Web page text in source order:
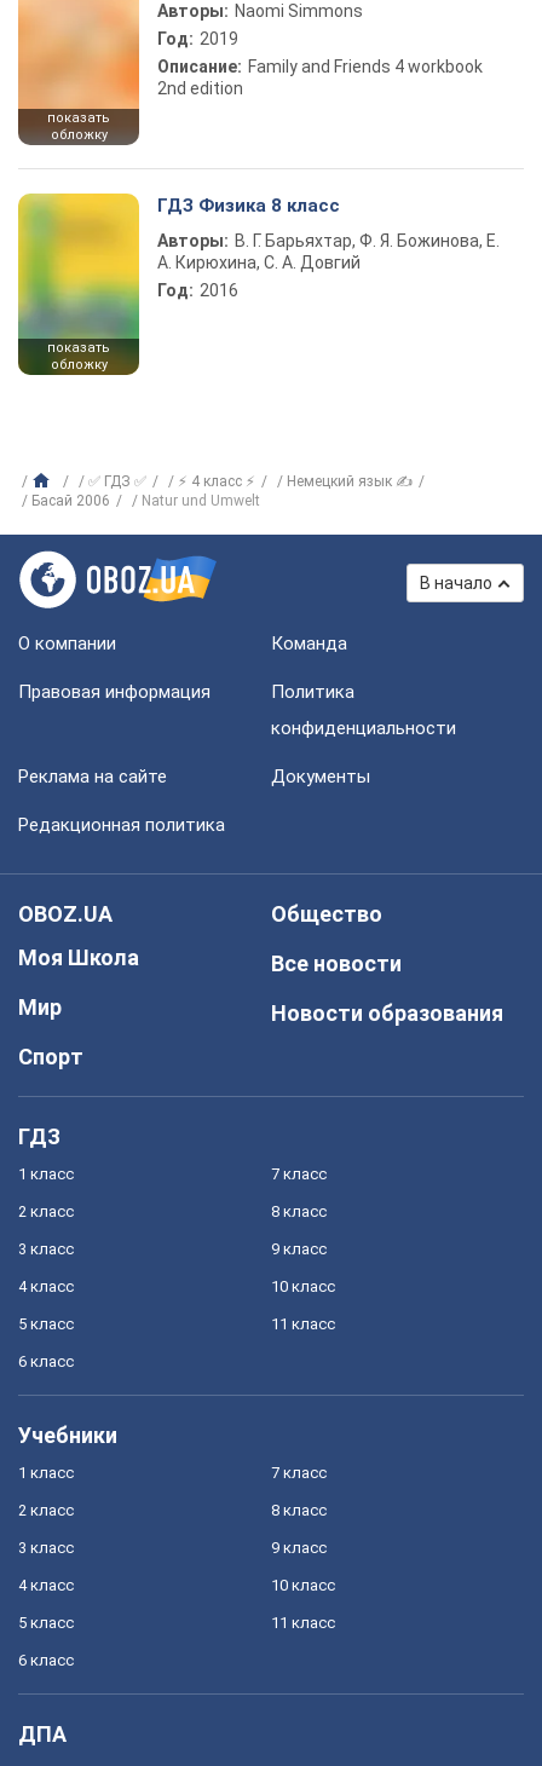
показать
обложку
Авторы: Naomi Simmons
Год: 2019
Описание: Family and Friends 4 workbook
2nd edition
показать
обложку
ГДЗ Физика 8 класс
Авторы: В. Г. Барьяхтар, Ф. Я. Божинова, Е.
А. Кирюхина, С. А. Довгий
Год: 2016
✅ ГДЗ ✅ ⚡ 4 класс ⚡
Немецкий язык ✍
Басай 2006
Natur und Umwelt
В начало
О компании Команда
Правовая информация
Политика
конфиденциальности
Реклама на сайте Документы
Редакционная политика
OBOZ.UA
Моя Школа
Мир
Спорт
Общество
Все новости
Новости образования
ГДЗ
1 класс
2 класс
3 класс
4 класс
5 класс
6 класс
7 класс
8 класс
9 класс
10 класс
11 класс
Учебники
1 класс
2 класс
3 класс
4 класс
5 класс
6 класс
7 класс
8 класс
9 класс
10 класс
11 класс
ДПА